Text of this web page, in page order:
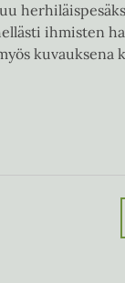
ihmisten
kuvauksena